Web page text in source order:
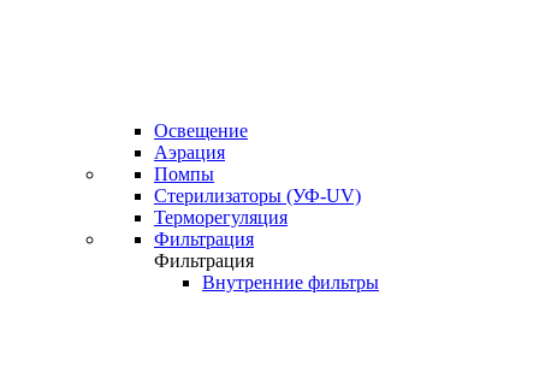
Освещение
Аэрация
Помпы
Стерилизаторы (УФ-UV)
Терморегуляция
Фильтрация
Фильтрация
Внутренние фильтры